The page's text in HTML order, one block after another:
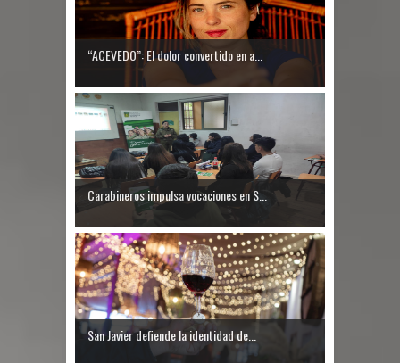
“ACEVEDO”: El dolor convertido en a...
Carabineros impulsa vocaciones en S...
San Javier defiende la identidad de...